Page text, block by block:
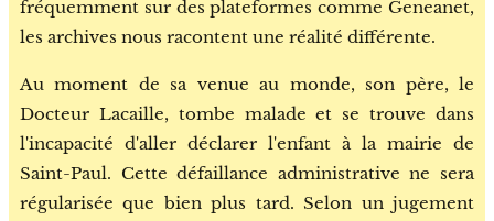
fréquemment sur des plateformes comme Geneanet,
les archives nous racontent une réalité différente.
Au moment de sa venue au monde, son père, le
Docteur Lacaille, tombe malade et se trouve dans
l'incapacité d'aller déclarer l'enfant à la mairie de
Saint-Paul. Cette défaillance administrative ne sera
régularisée que bien plus tard. Selon un jugement